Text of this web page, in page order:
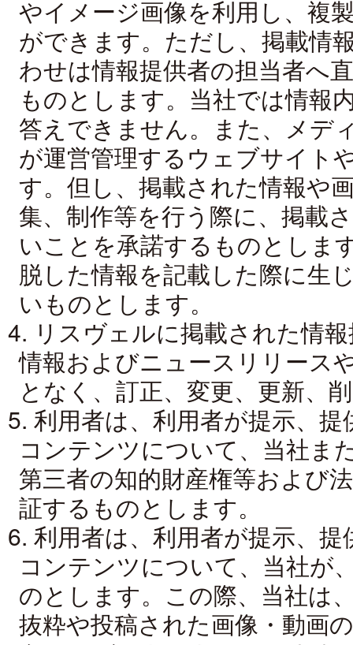
やイメージ画像を利用し、複
ができます。ただし、掲載情
わせは情報提供者の担当者へ
ものとします。当社では情報
答えできません。また、メデ
が運営管理するウェブサイト
す。但し、掲載された情報や
集、制作等を行う際に、掲載
いことを承諾するものとしま
脱した情報を記載した際に生
いものとします。
4. リスヴェルに掲載された情
情報およびニュースリリース
となく、訂正、変更、更新、
5. 利用者は、利用者が提示、
コンテンツについて、当社ま
第三者の知的財産権等および
証するものとします。
6. 利用者は、利用者が提示、
コンテンツについて、当社が
のとします。この際、当社は
抜粋や投稿された画像・動画